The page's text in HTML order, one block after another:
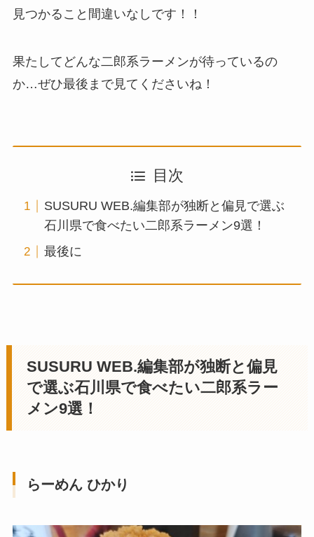
見つかること間違いなしです！！
果たしてどんな二郎系ラーメンが待っているの
か…ぜひ最後まで見てくださいね！
目次
SUSURU WEB.編集部が独断と偏見で選ぶ
石川県で食べたい二郎系ラーメン9選！
最後に
SUSURU WEB.編集部が独断と偏見
で選ぶ石川県で食べたい二郎系ラー
メン9選！
らーめん ひかり